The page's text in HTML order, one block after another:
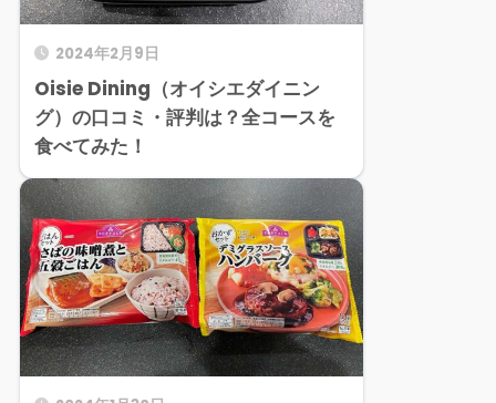
2024年2月9日
Oisie Dining（オイシエダイニン
グ）の口コミ・評判は？全コースを
食べてみた！